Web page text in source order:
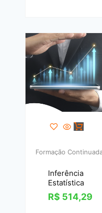
Formação
Inferência
Estatística
R$ 514,29